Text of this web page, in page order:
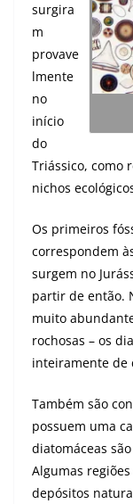
surgira
m
provave
lmente
no
início
do
Triássico, como
nichos
Os primeiros
correspondem
surgem no
partir de então.
muito
rochosas – os
inteiramente de
Também são
possuem uma
diatomáceas
Algumas
depósitos